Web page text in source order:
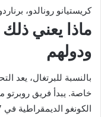
كريستيانو رونالدو،
ماذا يعني ذلك
ودولهم
بالنسبة للبرتغال، يعد
خاصة. يبدأ فريق روبرتو